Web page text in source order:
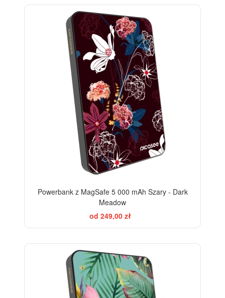
Powerbank z MagSafe 5 000 mAh Szary - Dark
Meadow
od 249,00 zł